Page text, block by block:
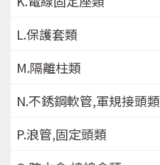
L.保護套類
M.隔離柱類
N.不銹鋼軟管,軍規接頭類
P.浪管,固定頭類